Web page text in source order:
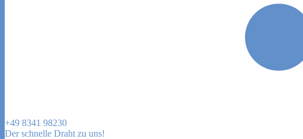
+49 8341 98230
Der schnelle Draht zu uns!